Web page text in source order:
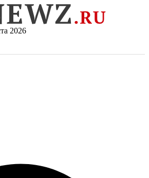
2026